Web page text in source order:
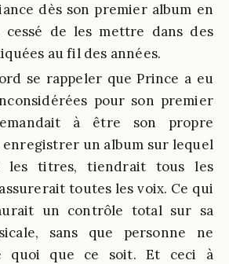
dès son premier album en
cessé de les mettre dans des
au fil des années.
se rappeler que Prince a eu
pour son premier
à être son propre
un album sur lequel
titres, tiendrait tous les
toutes les voix. Ce qui
un contrôle total sur sa
sans que personne ne
quoi que ce soit. Et ceci à